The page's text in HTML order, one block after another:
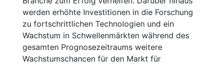
werden erhöhte Investitionen in die Forschung
zu fortschrittlichen Technologien und ein
Wachstum in Schwellenmärkten während des
gesamten Prognosezeitraums weitere
Wachstumschancen für den Markt für